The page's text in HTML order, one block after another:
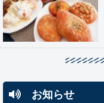
お知らせ